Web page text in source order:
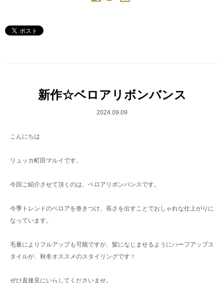
新作☆ベロアリボンバンス
2024.09.09
こんにちは
リュッカ町田マルイです。
今回ご紹介させて頂くのは、ベロアリボンバンスです。
今季トレンドのベロアを巻きつけ、長さを出すことでおしゃれな仕上がりに
なっています。
毛量によりフルアップも可能ですが、髪になじませるようにハーフアップス
タイルが、秋冬オススメのスタイリングです！
ぜひ直接見にいらしてくださいませ。